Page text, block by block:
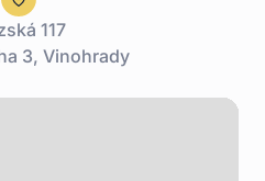
117
3, Vinohrady